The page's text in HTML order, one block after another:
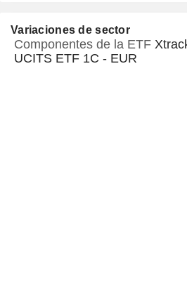
Variaciones de sector
Componentes de la ETF
UCITS ETF 1C - EUR